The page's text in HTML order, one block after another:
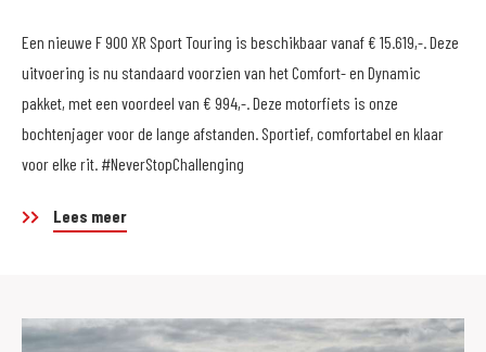
Een nieuwe F 900 XR Sport Touring is beschikbaar vanaf € 15.619,-. Deze
uitvoering is nu standaard voorzien van het Comfort- en Dynamic
pakket, met een voordeel van € 994,-. Deze motorfiets is onze
bochtenjager voor de lange afstanden. Sportief, comfortabel en klaar
voor elke rit. #NeverStopChallenging
Lees meer